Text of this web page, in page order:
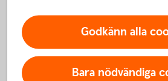
Godkänn alla
Bara nödvändiga